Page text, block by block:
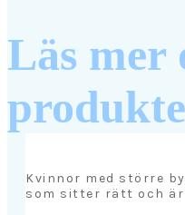
Läs mer
Kvinnor med större
som sitter rätt och är